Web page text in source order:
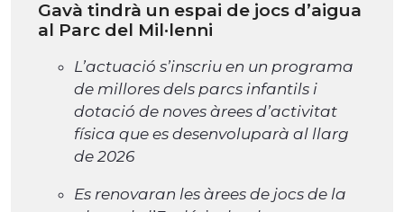
Gavà tindrà un espai de jocs d’aigua
al Parc del Mil·lenni
L’actuació s’inscriu en un programa
de millores dels parcs infantils i
dotació de noves àrees d’activitat
física que es desenvoluparà al llarg
de 2026
Es renovaran les àrees de jocs de la